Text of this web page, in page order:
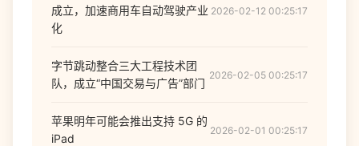
成立，加速商用车自动驾驶产业
化
2026-02-12 00:25:17
字节跳动整合三大工程技术团
队，成立“中国交易与广告”部门
2026-02-05 00:25:17
苹果明年可能会推出支持 5G 的
iPad
2026-02-01 00:25:17